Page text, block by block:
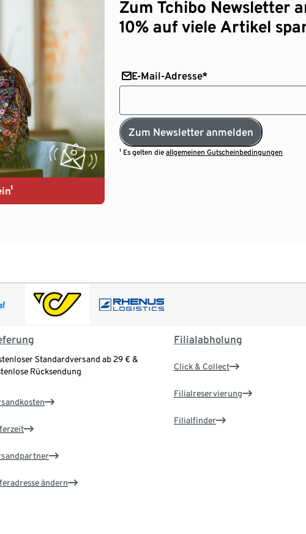
Zum Tchibo Newsletter
10% auf viele Artikel
E-Mail-Adresse*
Zum Newsletter anmelden
¹ Es gelten dieallgemeinen Gutscheinbedingungen
Standardversand ab 29 € &
Rücksendung
ändern
Filialabholung
Click & Collect
Filialreservierung
Filialfinder